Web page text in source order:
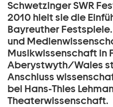
Schwetzinger SWR
2010 hielt sie die
Bayreuther
und
Musikwissenschaft in
Aberystwyth/Wales
Anschluss
bei Hans-Thies
Theaterwissenschaft.